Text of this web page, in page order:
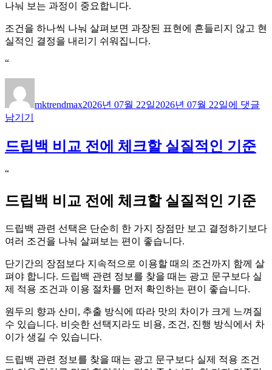
나눠 보는 과정이 중요합니다.
조건을 하나씩 나눠 살펴보면 과장된 표현에 흔들리지 않고 현
실적인 결정을 내리기 쉬워집니다.
“
이
mktrendmax일
2026년 07월 22일2026년 07월 22일이
위
교
에
체
할
실
질
인
기
에 댓글
남기기
드립백 비교 전에 체크할 실질적인 기준
“
드립백 비교 전에 체크할 실질적인 기준
드립백 관련 선택은 단순히 한 가지 장점만 보고 결정하기보다
여러 조건을 나눠 살펴보는 편이 좋습니다.
단기간의 장점보다 지속적으로 이용할 때의 조건까지 함께 살
펴야 합니다. 드립백 관련 정보를 찾을 때는 광고 문구보다 실
제 적용 조건과 이용 절차를 먼저 확인하는 편이 좋습니다.
원두의 향과 산미, 추출 방식에 따라 맛의 차이가 크게 느껴질
수 있습니다. 비슷한 선택지라도 비용, 조건, 진행 방식에서 차
이가 생길 수 있습니다.
드립백 관련 정보를 찾을 때는 광고 문구보다 실제 적용 조건